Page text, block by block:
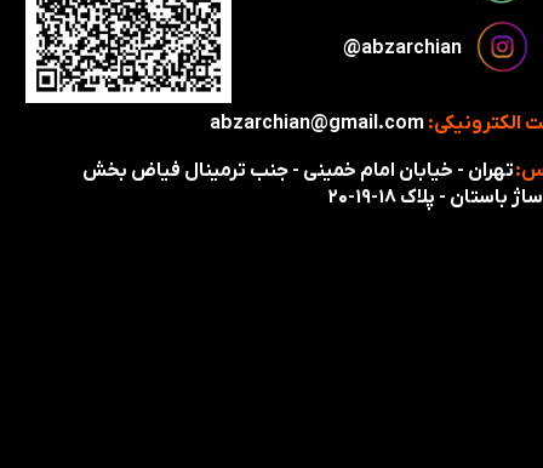
تهران - خیابان امام خمینی - جنب ترمینال فیاض بخش
باستان - پلاک ۱۸-۱۹-۲۰
الکترونیکی: abzarchian@gmail.com
​​​abzarchian@